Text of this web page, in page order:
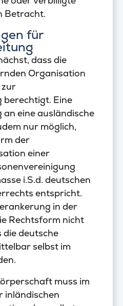
Betracht.
für
dass die
Organisation
zur
Eine
eine ausländische
nur möglich,
der
einer
i.S.d. deutschen
entspricht.
in der
Rechtsform nicht
die deutsche
selbst im
muss im
inländischen